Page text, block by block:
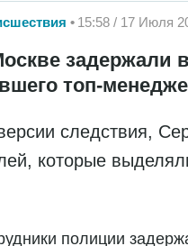
15:58 / 17 Июля
задержали
топ-
следствия,
которые
полиции